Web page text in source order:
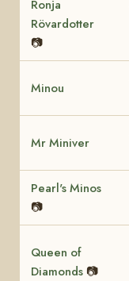
Ronja
Rövardotter
📷
Minou
Mr Miniver
Pearl's Minos
📷
Queen of
Diamonds 📷